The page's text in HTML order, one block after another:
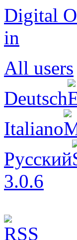
Digital
in
All users
Deutsch
Italiano
Русский
3.0.6